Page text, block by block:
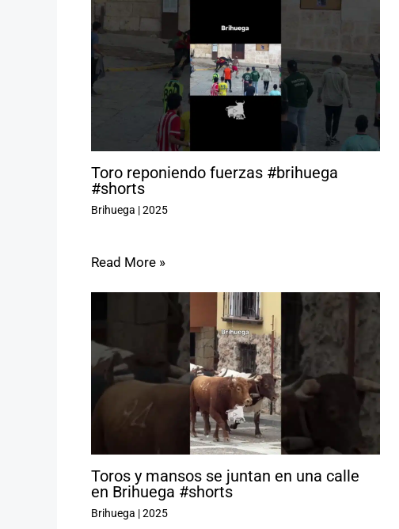
Toro reponiendo fuerzas #brihuega
#shorts
Brihuega |2025
Read More »
Toros y mansos se juntan en una calle
en Brihuega #shorts
Brihuega |2025